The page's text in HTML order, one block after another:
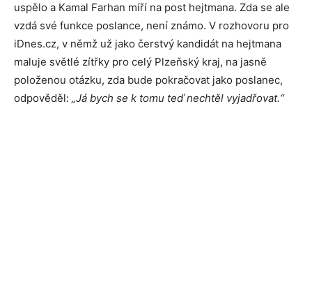
uspělo a Kamal Farhan míří na post hejtmana. Zda se ale
vzdá své funkce poslance, není známo. V rozhovoru pro
iDnes.cz, v němž už jako čerstvý kandidát na hejtmana
maluje světlé zítřky pro celý Plzeňský kraj, na jasně
položenou otázku, zda bude pokračovat jako poslanec,
odpověděl: „Já bych se k tomu teď nechtěl vyjadřovat.“